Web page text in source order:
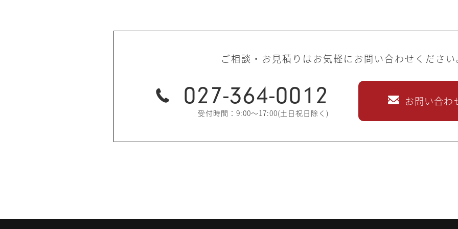
ご相談・お見積りはお気軽にお問い合わせください
027-364-0012
受付時間：9:00～17:00(土日祝日除く)
お問い合わ